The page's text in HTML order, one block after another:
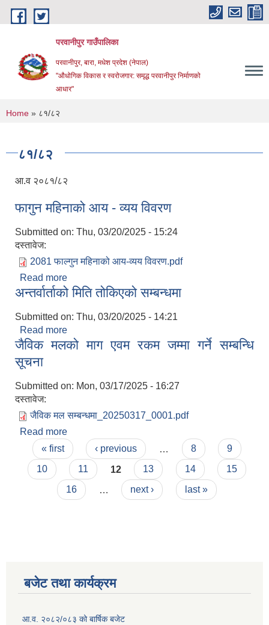
Skip to main content
परवानीपुर गाउँपालिका
परवानीपुर, बारा, मधेश प्रदेश (नेपाल)
"औधोगिक विकास र स्वरोजगार: समृद्ध परवानीपुर निर्माणको
आधार"
You are here
Home » ८१/८२
८१/८२
आ.व २०८१/८२
फागुन महिनाको आय - व्यय विवरण
Submitted on: Thu, 03/20/2025 - 15:24
दस्तावेज:
2081 फाल्गुन महिनाको आय-व्यय विवरण.pdf
Read more
अन्तर्वार्ताको मिति तोकिएको सम्बन्धमा
Submitted on: Thu, 03/20/2025 - 14:21
Read more
जैविक मलको माग एवम रकम जम्मा गर्ने सम्बन्धि
सूचना
Submitted on: Mon, 03/17/2025 - 16:27
दस्तावेज:
जैविक मल सम्बन्धमा_20250317_0001.pdf
Read more
सूचना
Pages
« first ‹ previous 8
9
10
11 12 13 14
15
16
next › last »
बजेट तथा कार्यक्रम
आ.व. २०८२/०८३ को बार्षिक बजेट